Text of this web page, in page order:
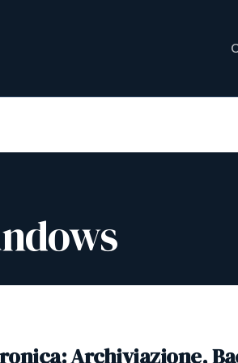
Archiviazione,